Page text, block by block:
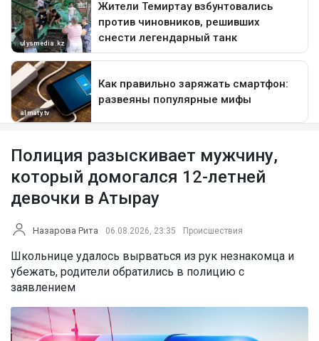
Полиция разыскивает мужчину,
который домогался 12-летней
девочки в Атырау
Назарова Рита 06.08.2026, 23:35 Происшествия
Школьнице удалось вырваться из рук незнакомца и
убежать, родители обратились в полицию с
заявлением